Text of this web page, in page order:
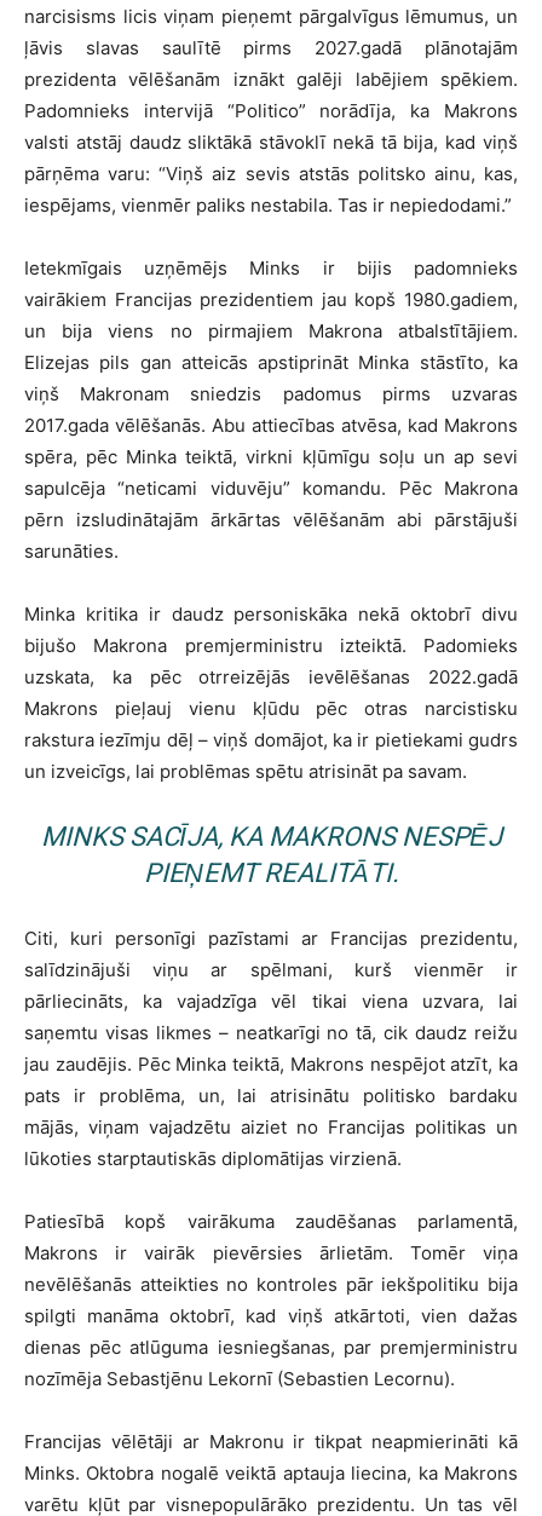
narcisisms licis viņam pieņemt pārgalvīgus lēmumus, un
ļāvis slavas saulītē pirms 2027.gadā plānotajām
prezidenta vēlēšanām iznākt galēji labējiem spēkiem.
Padomnieks intervijā “Politico” norādīja, ka Makrons
valsti atstāj daudz sliktākā stāvoklī nekā tā bija, kad viņš
pārņēma varu: “Viņš aiz sevis atstās politsko ainu, kas,
iespējams, vienmēr paliks nestabila. Tas ir nepiedodami.”
Ietekmīgais uzņēmējs Minks ir bijis padomnieks
vairākiem Francijas prezidentiem jau kopš 1980.gadiem,
un bija viens no pirmajiem Makrona atbalstītājiem.
Elizejas pils gan atteicās apstiprināt Minka stāstīto, ka
viņš Makronam sniedzis padomus pirms uzvaras
2017.gada vēlēšanās. Abu attiecības atvēsa, kad Makrons
spēra, pēc Minka teiktā, virkni kļūmīgu soļu un ap sevi
sapulcēja “neticami viduvēju” komandu. Pēc Makrona
pērn izsludinātajām ārkārtas vēlēšanām abi pārstājuši
sarunāties.
Minka kritika ir daudz personiskāka nekā oktobrī divu
bijušo Makrona premjerministru izteiktā. Padomieks
uzskata, ka pēc otrreizējās ievēlēšanas 2022.gadā
Makrons pieļauj vienu kļūdu pēc otras narcistisku
rakstura iezīmju dēļ – viņš domājot, ka ir pietiekami gudrs
un izveicīgs, lai problēmas spētu atrisināt pa savam.
MINKS SACĪJA, KA MAKRONS NESPĒJ
PIEŅEMT REALITĀTI.
Citi, kuri personīgi pazīstami ar Francijas prezidentu,
salīdzinājuši viņu ar spēlmani, kurš vienmēr ir
pārliecināts, ka vajadzīga vēl tikai viena uzvara, lai
saņemtu visas likmes – neatkarīgi no tā, cik daudz reižu
jau zaudējis. Pēc Minka teiktā, Makrons nespējot atzīt, ka
pats ir problēma, un, lai atrisinātu politisko bardaku
mājās, viņam vajadzētu aiziet no Francijas politikas un
lūkoties starptautiskās diplomātijas virzienā.
Patiesībā kopš vairākuma zaudēšanas parlamentā,
Makrons ir vairāk pievērsies ārlietām. Tomēr viņa
nevēlēšanās atteikties no kontroles pār iekšpolitiku bija
spilgti manāma oktobrī, kad viņš atkārtoti, vien dažas
dienas pēc atlūguma iesniegšanas, par premjerministru
nozīmēja Sebastjēnu Lekornī (Sebastien Lecornu).
Francijas vēlētāji ar Makronu ir tikpat neapmierināti kā
Minks. Oktobra nogalē veiktā aptauja liecina, ka Makrons
varētu kļūt par visnepopulārāko prezidentu. Un tas vēl